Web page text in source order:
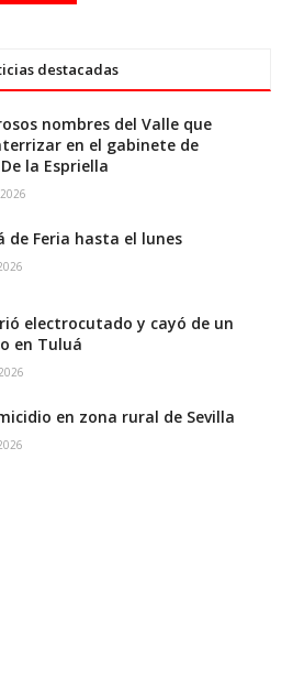
destacadas
nombres del Valle que
en el gabinete de
la Espriella
de Feria hasta el lunes
electrocutado y cayó de un
en Tuluá
en zona rural de Sevilla